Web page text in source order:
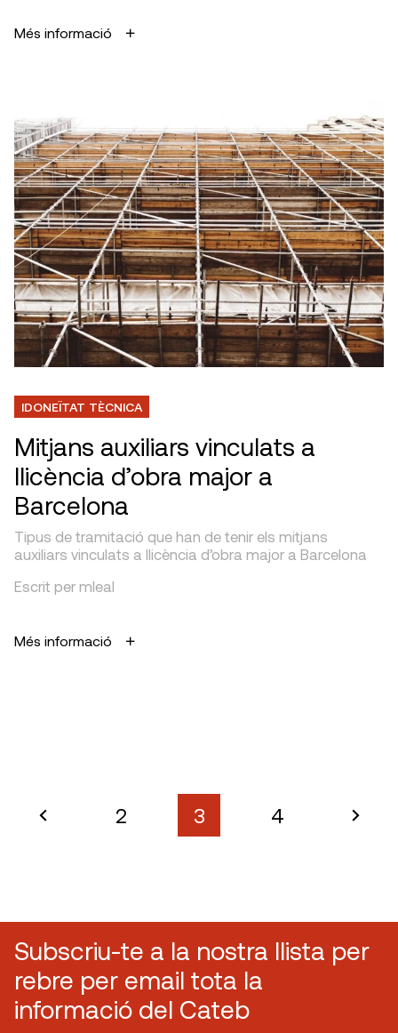
Més informació
IDONEÏTAT TÈCNICA
Mitjans auxiliars vinculats a
llicència d’obra major a
Barcelona
Tipus de tramitació que han de tenir els mitjans
auxiliars vinculats a llicència d’obra major a Barcelona
Escrit per mleal
Més informació
2 3 4
Subscriu-te a la nostra llista per
rebre per email tota la
informació del Cateb